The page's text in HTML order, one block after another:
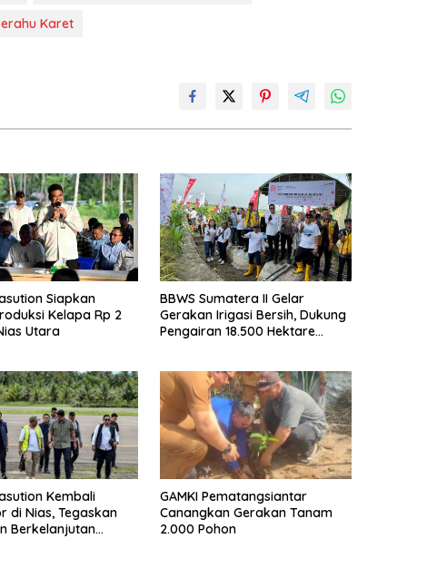
Karet
Siapkan
Kelapa Rp 2
Utara
BBWS Sumatera II Gelar
Gerakan Irigasi Bersih, Dukung
Pengairan 18.500 Hektare
Kembali
di Nias, Tegaskan
Berkelanjutan
GAMKI Pematangsiantar
Canangkan Gerakan Tanam
2.000 Pohon